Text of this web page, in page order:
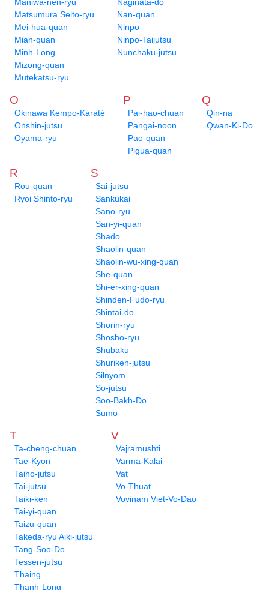
Matsumura Seito-ryu
Mei-hua-quan
Mian-quan
Minh-Long
Mizong-quan
Mutekatsu-ryu
Nan-quan
Ninpo
Ninpo-Taijutsu
Nunchaku-jutsu
O
Okinawa Kempo-Karaté
Onshin-jutsu
Oyama-ryu
P
Pai-hao-chuan
Pangai-noon
Pao-quan
Pigua-quan
Q
Qin-na
Qwan-Ki-Do
R
Rou-quan
Ryoi Shinto-ryu
S
Sai-jutsu
Sankukai
Sano-ryu
San-yi-quan
Shado
Shaolin-quan
Shaolin-wu-xing-quan
She-quan
Shi-er-xing-quan
Shinden-Fudo-ryu
Shintai-do
Shorin-ryu
Shosho-ryu
Shubaku
Shuriken-jutsu
Silnyom
So-jutsu
Soo-Bakh-Do
Sumo
T
Ta-cheng-chuan
Tae-Kyon
Taiho-jutsu
Tai-jutsu
Taiki-ken
Tai-yi-quan
Taizu-quan
Takeda-ryu Aiki-jutsu
Tang-Soo-Do
Tessen-jutsu
Thaing
Thanh-Long
V
Vajramushti
Varma-Kalai
Vat
Vo-Thuat
Vovinam Viet-Vo-Dao